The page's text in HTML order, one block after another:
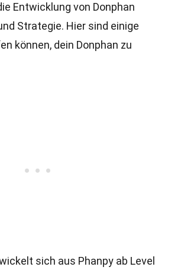
Entwicklung von Donphan
Strategie. Hier sind einige
können, dein Donphan zu
sich aus Phanpy ab Level